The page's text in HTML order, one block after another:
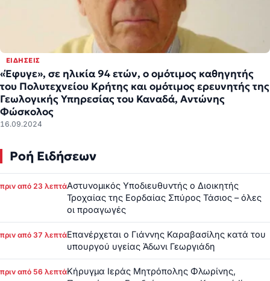
ΕΙΔΉΣΕΙΣ
«Έφυγε», σε ηλικία 94 ετών, ο ομότιμος καθηγητής
του Πολυτεχνείου Κρήτης και ομότιμος ερευνητής της
Γεωλογικής Υπηρεσίας του Καναδά, Αντώνης
Φώσκολος
16.09.2024
Ροή Ειδήσεων
πριν από 23 λεπτάΑστυνομικός Υποδιευθυντής ο Διοικητής
Τροχαίας της Εορδαίας Σπύρος Τάσιος – όλες
οι προαγωγές
πριν από 37 λεπτάΕπανέρχεται ο Γιάννης Καραβασίλης κατά του
υπουργού υγείας Άδωνι Γεωργιάδη
πριν από 56 λεπτάΚήρυγμα Ιεράς Μητρόπολης Φλωρίνης,